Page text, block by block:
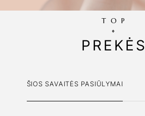
TOP
PREKĖS
ŠIOS SAVAITĖS PASIŪLYMAI